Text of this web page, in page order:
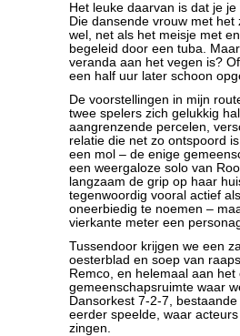
Het leuke daarvan is dat je
Die dansende vrouw met
wel, net als het meisje met
begeleid door een tuba.
veranda aan het vegen is?
een half uur later schoon
De voorstellingen in mijn
twee spelers zich gelukkig
aangrenzende percelen,
relatie die net zo ontspoord
een mol – de enige
een weergaloze solo van
langzaam de grip op haar
tegenwoordig vooral actief
oneerbiedig te noemen –
vierkante meter een
Tussendoor krijgen we een
oesterblad en soep van
Remco, en helemaal aan
gemeenschapsruimte waar
Dansorkest 7-2-7,
eerder speelde, waar
zingen.